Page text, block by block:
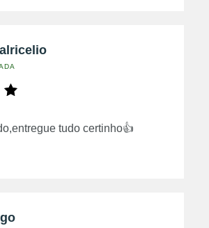
tudo certinho👍